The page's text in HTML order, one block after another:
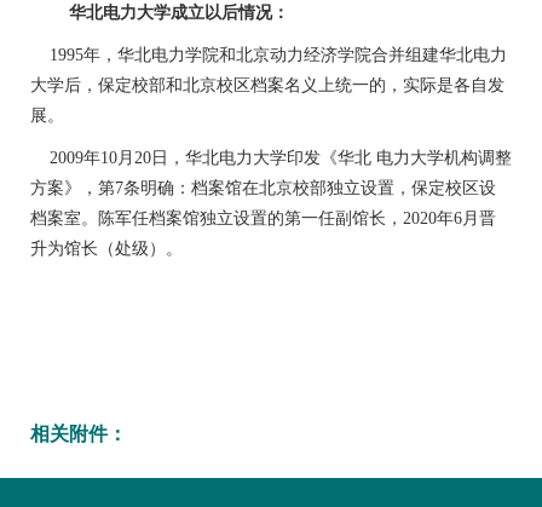
华北电力大学成立以后情况：
1995年，华北电力学院和北京动力经济学院合并组建华北电力
大学后，保定校部和北京校区档案名义上统一的，实际是各自发
展。
2009年10月20日，华北电力大学印发《华北 电力大学机构调整
方案》，第7条明确：档案馆在北京校部独立设置，保定校区设
档案室。陈军任档案馆独立设置的第一任副馆长，2020年6月晋
升为馆长（处级）。
相关附件：